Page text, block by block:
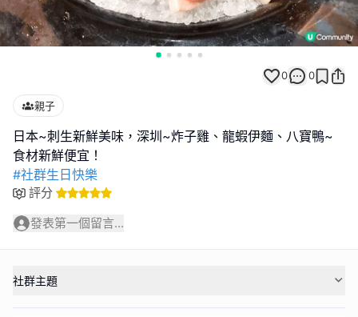
0 0
親子
日本~刺生新鮮美味，深圳~炸子雞、龍蝦伊麵、八寶鴨~
#社群生日快樂
評分
發表第一個留言...
社群主題